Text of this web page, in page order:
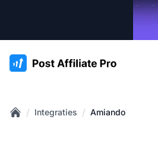
:site.title
/ Integraties / Amiando